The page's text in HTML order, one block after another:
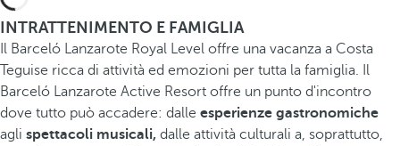
INTRATTENIMENTO E FAMIGLIA
Il Barceló Lanzarote Royal Level offre una vacanza a Costa
Teguise ricca di attività ed emozioni per tutta la famiglia. Il
Barceló Lanzarote Active Resort offre un punto d'incontro
dove tutto può accadere: dalle esperienze gastronomiche
agli spettacoli musicali, dalle attività culturali a, soprattutto,